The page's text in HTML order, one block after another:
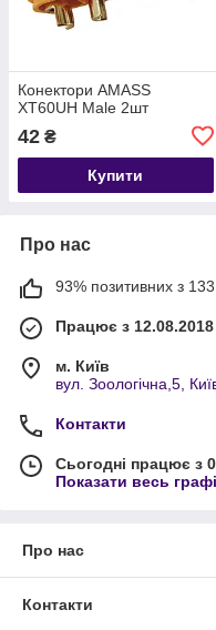
Конектори AMASS
XT60UH Male 2шт
42 ₴
Купити
Про нас
93% позитивних з 133
Працює з 12.08.2018
м. Київ
вул. Зоологічна,5,
Контакти
Сьогодні працює з
Показати весь
Про нас
Контакти